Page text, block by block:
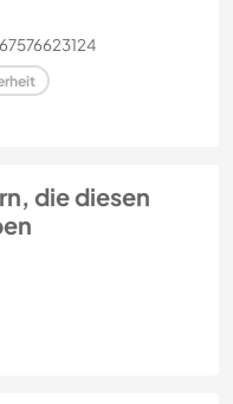
die diesen